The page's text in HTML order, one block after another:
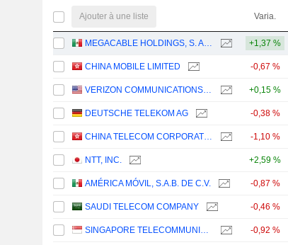
Ajouter à une liste Varia.
MEGACABLE HOLDINGS, S. A. B. DE C. V. +1,37 %
CHINA MOBILE LIMITED -0,67 %
VERIZON COMMUNICATIONS, INC. +0,15 %
DEUTSCHE TELEKOM AG -0,38 %
CHINA TELECOM CORPORATION LIMITED -1,10 %
NTT, INC. +2,59 %
AMÉRICA MÓVIL, S.A.B. DE C.V. -0,87 %
SAUDI TELECOM COMPANY -0,46 %
SINGAPORE TELECOMMUNICATIONS LIMITED -0,92 %